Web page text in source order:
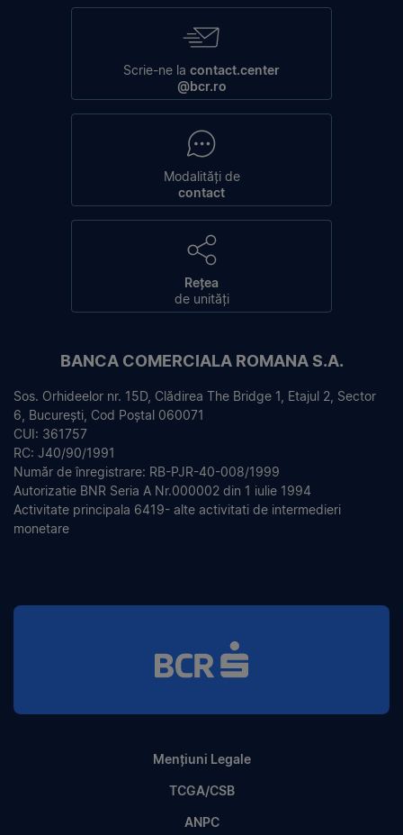
Scrie-ne la contact.center
@bcr.ro
Modalități de
contact
Rețea
de unități
BANCA COMERCIALA ROMANA S.A.
Sos. Orhideelor nr. 15D, Clădirea The Bridge 1, Etajul 2, Sector
6, București, Cod Poștal 060071
CUI: 361757
RC: J40/90/1991
Număr de înregistrare: RB-PJR-40-008/1999
Autorizatie BNR Seria A Nr.000002 din 1 iulie 1994
Activitate principala 6419- alte activitati de intermedieri
monetare
Mențiuni Legale
TCGA/CSB
ANPC